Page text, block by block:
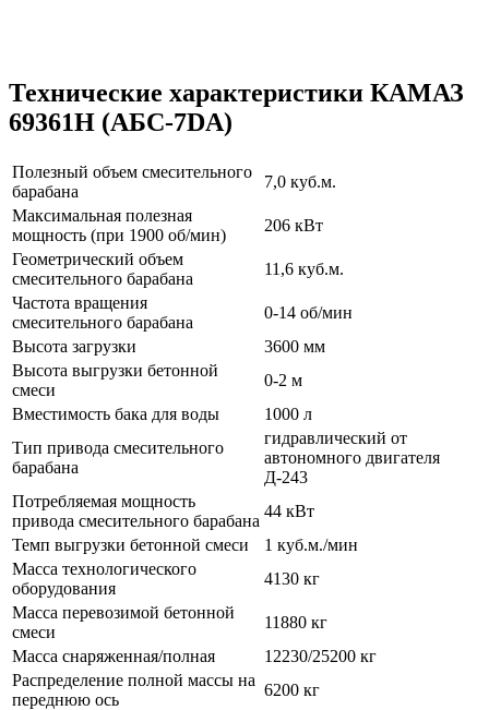
Технические характеристики КАМАЗ
69361H (АБС-7DA)
Полезный объем смесительного
барабана
7,0 куб.м.
Максимальная полезная
мощность (при 1900 об/мин)
206 кВт
Геометрический объем
смесительного барабана
11,6 куб.м.
Частота вращения
смесительного барабана
0-14 об/мин
Высота загрузки
3600 мм
Высота выгрузки бетонной
смеси
0-2 м
Вместимость бака для воды
1000 л
Тип привода смесительного
барабана
гидравлический от
автономного двигателя
Д-243
Потребляемая мощность
привода смесительного барабана
44 кВт
Темп выгрузки бетонной смеси
1 куб.м./мин
Масса технологического
оборудования
4130 кг
Масса перевозимой бетонной
смеси
11880 кг
Масса снаряженная/полная
12230/25200 кг
Распределение полной массы на
переднюю ось
6200 кг